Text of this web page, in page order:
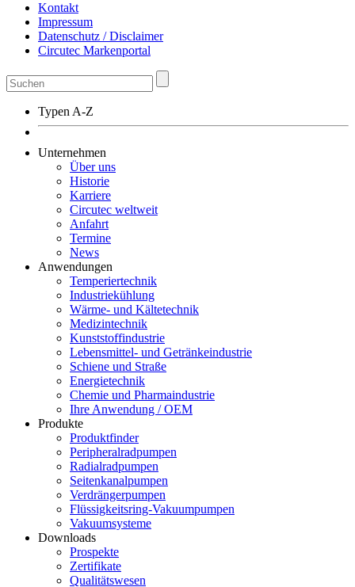
Kontakt
Impressum
Datenschutz / Disclaimer
Circutec Markenportal
Typen A-Z
Unternehmen
Über uns
Historie
Karriere
Circutec weltweit
Anfahrt
Termine
News
Anwendungen
Temperiertechnik
Industriekühlung
Wärme- und Kältetechnik
Medizintechnik
Kunststoffindustrie
Lebensmittel- und Getränkeindustrie
Schiene und Straße
Energietechnik
Chemie und Pharmaindustrie
Ihre Anwendung / OEM
Produkte
Produktfinder
Peripheralradpumpen
Radialradpumpen
Seitenkanalpumpen
Verdrängerpumpen
Flüssigkeitsring-Vakuumpumpen
Vakuumsysteme
Downloads
Prospekte
Zertifikate
Qualitätswesen